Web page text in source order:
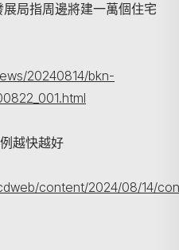
局指周邊將建一萬個住宅
20240814/bkn-
越快越好
content/2024/08/14/